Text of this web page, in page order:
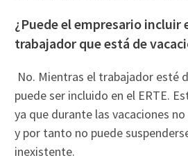
¿Puede el empresario incluir
trabajador que está de
No. Mientras el trabajador esté
puede ser incluido en el ERTE.
ya que durante las vacaciones
y por tanto no puede
inexistente.